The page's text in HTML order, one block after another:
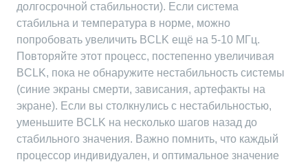
долгосрочной стабильности). Если система
стабильна и температура в норме, можно
попробовать увеличить BCLK ещё на 5-10 МГц.
Повторяйте этот процесс, постепенно увеличивая
BCLK, пока не обнаружите нестабильность системы
(синие экраны смерти, зависания, артефакты на
экране). Если вы столкнулись с нестабильностью,
уменьшите BCLK на несколько шагов назад до
стабильного значения. Важно помнить, что каждый
процессор индивидуален, и оптимальное значение